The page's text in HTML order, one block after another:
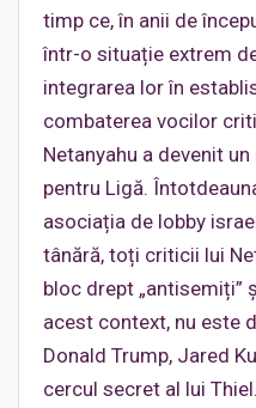
timp ce, în anii de
într-o situație extrem
integrarea lor în
combaterea vocilor
Netanyahu a devenit
pentru Ligă.
asociația de lobby
tânără, toți criticii lui
bloc drept „antisemiți”
acest context, nu este
Donald Trump, Jared
cercul secret al lui